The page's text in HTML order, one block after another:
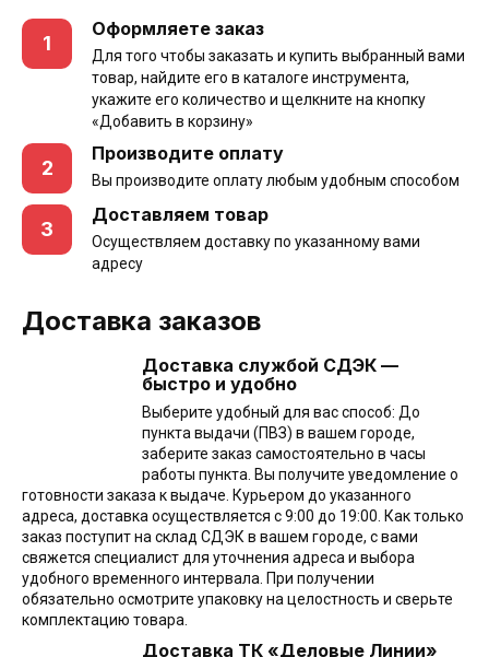
1
Оформляете заказ
Для того чтобы заказать и купить выбранный вами
товар, найдите его в каталоге инструмента,
укажите его количество и щелкните на кнопку
«Добавить в корзину»
2
Производите оплату
Вы производите оплату любым удобным способом
3
Доставляем товар
Осуществляем доставку по указанному вами
адресу
Доставка заказов
Доставка службой СДЭК —
быстро и удобно
Выберите удобный для вас способ: До
пункта выдачи (ПВЗ) в вашем городе,
заберите заказ самостоятельно в часы
работы пункта. Вы получите уведомление о
готовности заказа к выдаче. Курьером до указанного
адреса, доставка осуществляется с 9:00 до 19:00. Как только
заказ поступит на склад СДЭК в вашем городе, с вами
свяжется специалист для уточнения адреса и выбора
удобного временного интервала. При получении
обязательно осмотрите упаковку на целостность и сверьте
комплектацию товара.
Доставка ТК «Деловые Линии»